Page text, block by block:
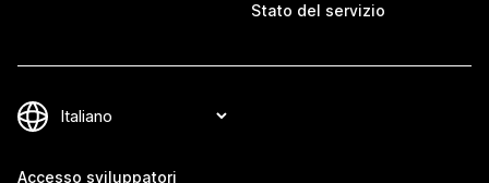
Stato del servizio
Accesso sviluppatori